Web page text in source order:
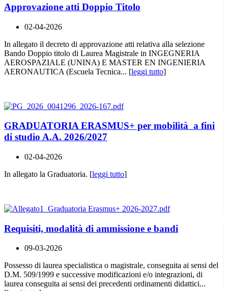
Approvazione atti Doppio Titolo
02-04-2026
In allegato il decreto di approvazione atti relativa alla selezione
Bando Doppio titolo di Laurea Magistrale in INGEGNERIA
AEROSPAZIALE (UNINA) E MASTER EN INGENIERIA
AERONAUTICA (Escuela Tecnica... [leggi tutto]
GRADUATORIA ERASMUS+ per mobilità a fini
di studio A.A. 2026/2027
02-04-2026
In allegato la Graduatoria. [leggi tutto]
Requisiti, modalità di ammissione e bandi
09-03-2026
Possesso di laurea specialistica o magistrale, conseguita ai sensi del
D.M. 509/1999 e successive modificazioni e/o integrazioni, di
laurea conseguita ai sensi dei precedenti ordinamenti didattici...